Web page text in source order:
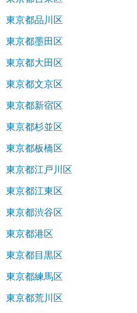
東京都品川区
東京都墨田区
東京都大田区
東京都文京区
東京都新宿区
東京都杉並区
東京都板橋区
東京都江戸川区
東京都江東区
東京都渋谷区
東京都港区
東京都目黒区
東京都練馬区
東京都荒川区